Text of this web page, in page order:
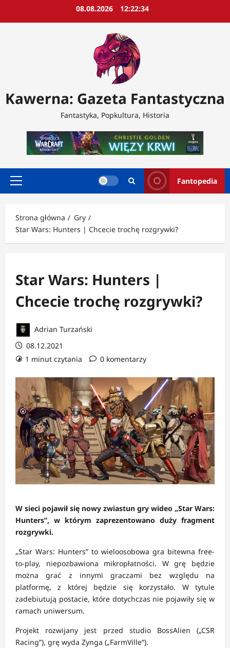
08.08.2026 12:22:36
Kawerna: Gazeta Fantastyczna
Fantastyka, Popkultura, Historia
Menu
Fantopedia
Strona główna
Gry
Star Wars: Hunters | Chcecie trochę rozgrywki?
Star Wars: Hunters |
Chcecie trochę rozgrywki?
Adrian Turzański
08.12.2021
1 minut czytania
0 komentarzy
W sieci pojawił się nowy zwiastun gry wideo „Star Wars:
Hunters”, w którym zaprezentowano duży fragment
rozgrywki.
„Star Wars: Hunters” to wieloosobowa gra bitewna free-
to-play, niepozbawiona mikropłatności. W grę będzie
można grać z innymi graczami bez względu na
platformę, z której będzie się korzystało. W tytule
zadebiutują postacie, które dotychczas nie pojawiły się w
ramach uniwersum.
Projekt rozwijany jest przed studio BossAlien („CSR
Racing”), grę wyda Zynga („FarmVille”).